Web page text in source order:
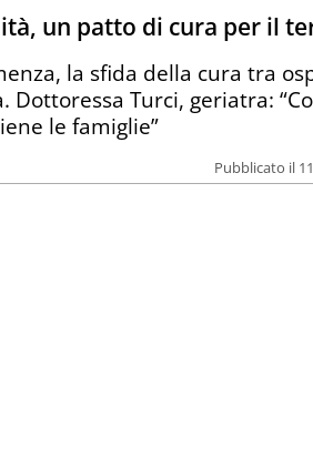
un patto di cura per il
Pubblicato il
la sfida della cura tra
Dottoressa Turci, geriatra:
le famiglie”